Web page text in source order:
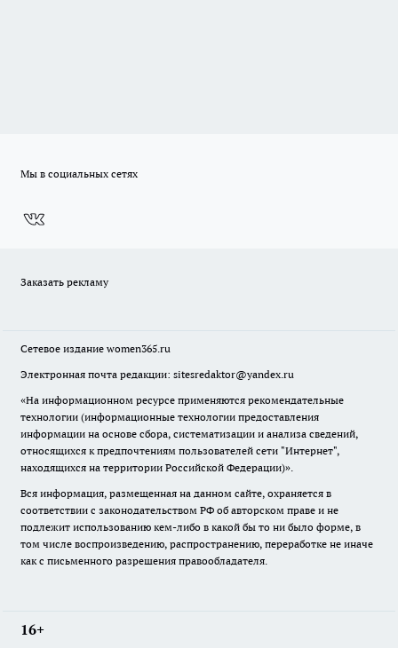
Мы в социальных сетях
Заказать рекламу
Сетевое издание women365.ru
Электронная почта редакции: sitesredaktor@yandex.ru
«На информационном ресурсе применяются рекомендательные
технологии (информационные технологии предоставления
информации на основе сбора, систематизации и анализа сведений,
относящихся к предпочтениям пользователей сети "Интернет",
находящихся на территории Российской Федерации)».
Вся информация, размещенная на данном сайте, охраняется в
соответствии с законодательством РФ об авторском праве и не
подлежит использованию кем-либо в какой бы то ни было форме, в
том числе воспроизведению, распространению, переработке не иначе
как с письменного разрешения правообладателя.
16+